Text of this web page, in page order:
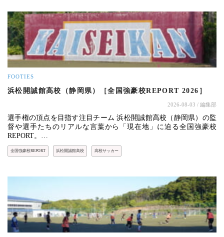
FOOTIES
浜松開誠館高校（静岡県）［全国強豪校REPORT 2026］
2026-08-03 / 編集部
選手権の頂点を目指す注目チーム 浜松開誠館高校（静岡県）の監
督や選手たちのリアルな言葉から「現在地」に迫る全国強豪校
REPORT。…
全国強豪校REPORT 浜松開誠館高校 高校サッカー